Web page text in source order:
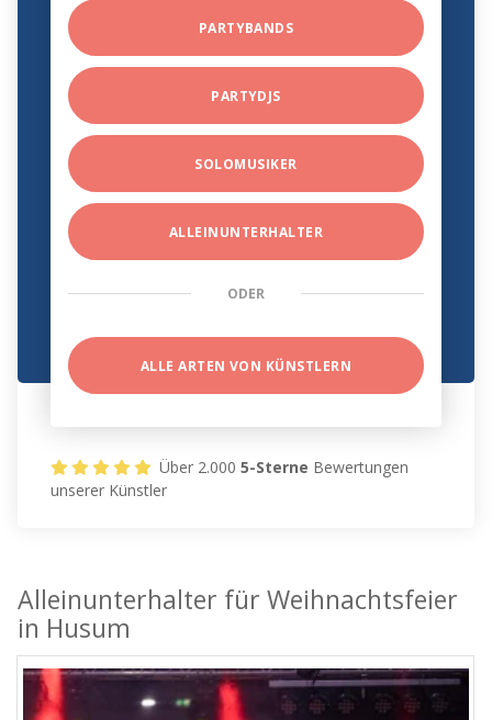
PARTYBANDS
PARTYDJS
SOLOMUSIKER
ALLEINUNTERHALTER
ODER
ALLE ARTEN VON KÜNSTLERN
Über 2.0005-Sterne Bewertungen
unserer Künstler
Alleinunterhalter für Weihnachtsfeier
in Husum